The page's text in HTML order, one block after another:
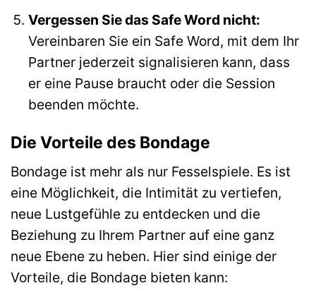
Vergessen Sie das Safe Word nicht:
Vereinbaren Sie ein Safe Word, mit dem Ihr
Partner jederzeit signalisieren kann, dass
er eine Pause braucht oder die Session
beenden möchte.
Die Vorteile des Bondage
Bondage ist mehr als nur Fesselspiele. Es ist
eine Möglichkeit, die Intimität zu vertiefen,
neue Lustgefühle zu entdecken und die
Beziehung zu Ihrem Partner auf eine ganz
neue Ebene zu heben. Hier sind einige der
Vorteile, die Bondage bieten kann: